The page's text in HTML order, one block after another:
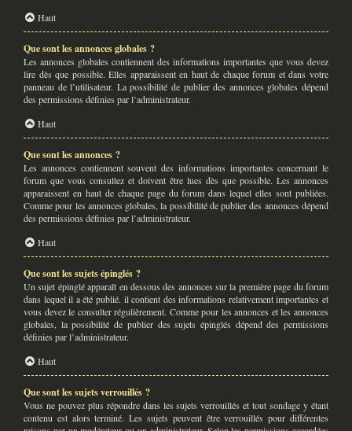
Haut
Que sont les annonces globales ?
Les annonces globales contiennent des informations importantes que vous devez
lire dès que possible. Elles apparaissent en haut de chaque forum et dans votre
panneau de l’utilisateur. La possibilité de publier des annonces globales dépend
des permissions définies par l’administrateur.
Haut
Que sont les annonces ?
Les annonces contiennent souvent des informations importantes concernant le
forum que vous consultez et doivent être lues dès que possible. Les annonces
apparaissent en haut de chaque page du forum dans lequel elles sont publiées.
Comme pour les annonces globales, la possibilité de publier des annonces dépend
des permissions définies par l’administrateur.
Haut
Que sont les sujets épinglés ?
Un sujet épinglé apparaît en dessous des annonces sur la première page du forum
dans lequel il a été publié. il contient des informations relativement importantes et
vous devez le consulter régulièrement. Comme pour les annonces et les annonces
globales, la possibilité de publier des sujets épinglés dépend des permissions
définies par l’administrateur.
Haut
Que sont les sujets verrouillés ?
Vous ne pouvez plus répondre dans les sujets verrouillés et tout sondage y étant
contenu est alors terminé. Les sujets peuvent être verrouillés pour différentes